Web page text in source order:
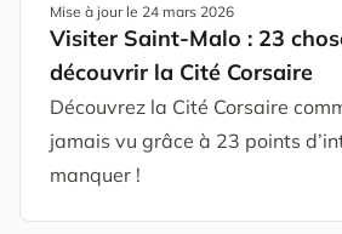
Mise à jour le 24 mars 2026
Visiter Saint-Malo : 23
découvrir la Cité Corsaire
Découvrez la Cité Corsaire
jamais vu grâce à 23 points
manquer !